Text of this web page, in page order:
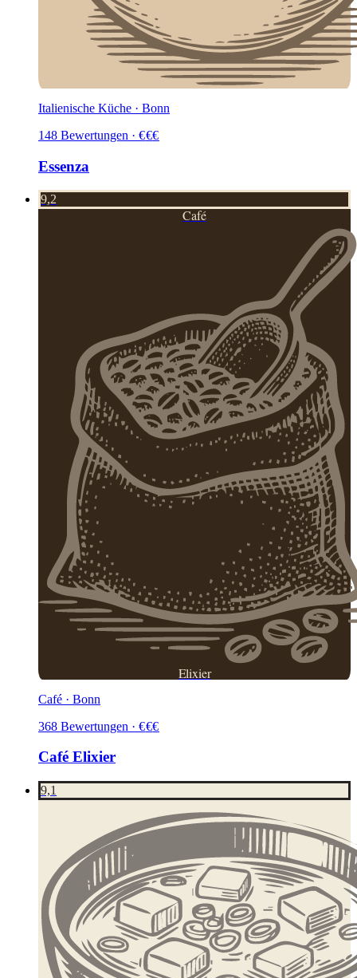
Italienische Küche · Bonn
148 Bewertungen · €€€
Essenza
9,2
Café
Elixier
Café · Bonn
368 Bewertungen · €€€
Café Elixier
9,1